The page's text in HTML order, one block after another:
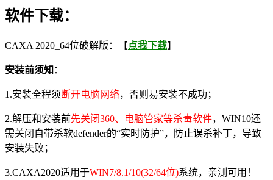
软件下载：
CAXA 2020_64位破解版：【点我下载】
安装前须知 ：
1.安装全程须断开电脑网络，否则易安装不成功；
2.解压和安装前先关闭360、电脑管家等杀毒软件，WIN10还
需关闭自带杀软defender的“实时防护”，防止误杀补丁，导致
安装失败；
3.CAXA2020适用于WIN7/8.1/10(32/64位)系统，亲测可用！